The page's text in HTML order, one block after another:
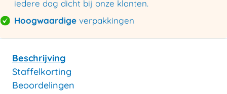
iedere dag dicht bij onze klanten.
Hoogwaardige verpakkingen
Beschrijving
Staffelkorting
Beoordelingen